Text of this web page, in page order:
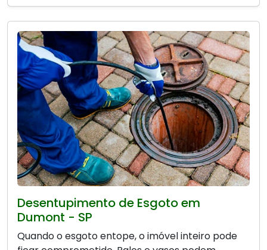
Desentupimento de Esgoto em
Dumont - SP
Quando o esgoto entope, o imóvel inteiro pode